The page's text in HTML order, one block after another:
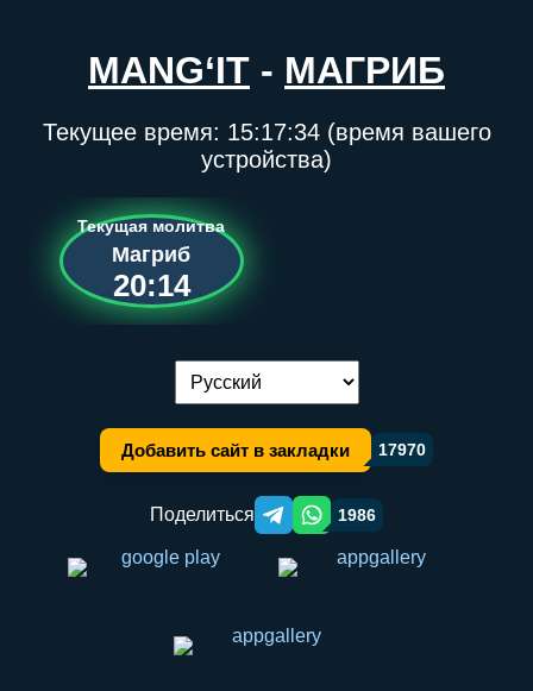
MANG‘IT - МАГРИБ
Текущее время: 15:17:34(время вашего
устройства)
Текущая молитва
Магриб
20:14
Переключение языка:
Добавить сайт в закладки 17970
Поделиться Telegram orqali ulashish
WhatsApp orqali ulashish
1986